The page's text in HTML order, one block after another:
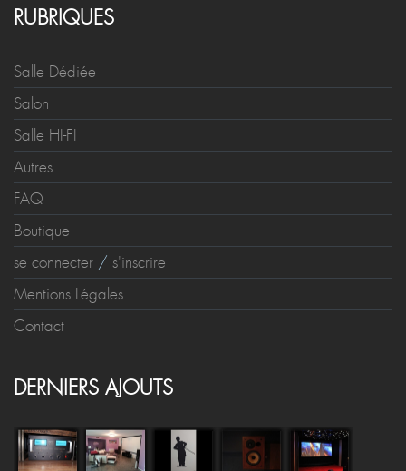
RUBRIQUES
Salle Dédiée
Salon
Salle HI-FI
Autres
FAQ
Boutique
se connecter / s'inscrire
Mentions Légales
Contact
DERNIERS AJOUTS